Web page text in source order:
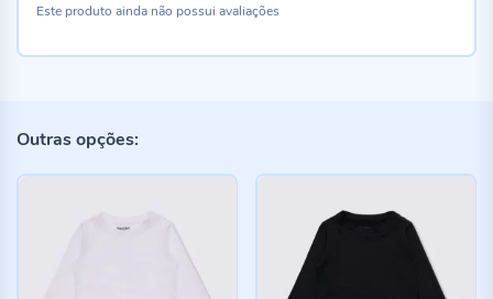
Este produto ainda não possui avaliações
Outras opções: